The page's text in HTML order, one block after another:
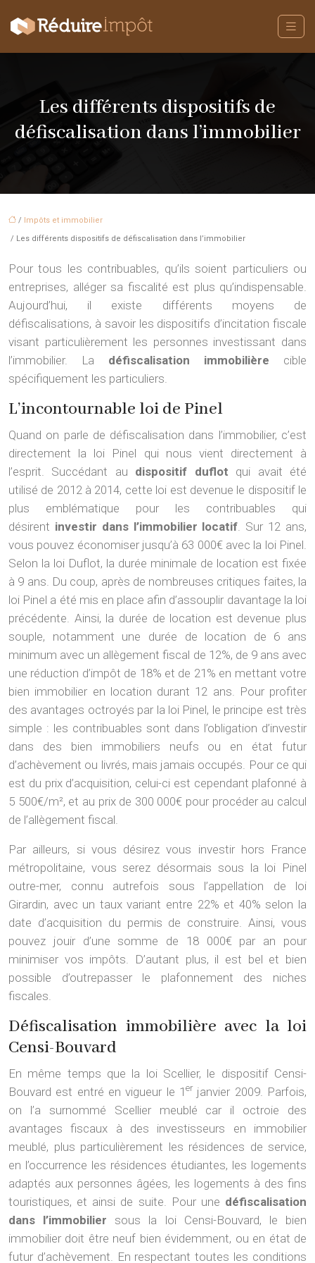
Les différents dispositifs de
défiscalisation dans l’immobilier
/ Impôts et immobilier
/ Les différents dispositifs de défiscalisation dans l’immobilier
Pour tous les contribuables, qu’ils soient particuliers ou
entreprises, alléger sa fiscalité est plus qu’indispensable.
Aujourd’hui, il existe différents moyens de
défiscalisations, à savoir les dispositifs d’incitation fiscale
visant particulièrement les personnes investissant dans
l’immobilier. La défiscalisation immobilière cible
spécifiquement les particuliers.
L’incontournable loi de Pinel
Quand on parle de défiscalisation dans l’immobilier, c’est
directement la loi Pinel qui nous vient directement à
l’esprit. Succédant au dispositif duflot qui avait été
utilisé de 2012 à 2014, cette loi est devenue le dispositif le
plus emblématique pour les contribuables qui
désirent investir dans l’immobilier locatif . Sur 12 ans,
vous pouvez économiser jusqu’à 63 000€ avec la loi Pinel.
Selon la loi Duflot, la durée minimale de location est fixée
à 9 ans. Du coup, après de nombreuses critiques faites, la
loi Pinel a été mis en place afin d’assouplir davantage la loi
précédente. Ainsi, la durée de location est devenue plus
souple, notamment une durée de location de 6 ans
minimum avec un allègement fiscal de 12%, de 9 ans avec
une réduction d’impôt de 18% et de 21% en mettant votre
bien immobilier en location durant 12 ans. Pour profiter
des avantages octroyés par la loi Pinel, le principe est très
simple : les contribuables sont dans l’obligation d’investir
dans des bien immobiliers neufs ou en état futur
d’achèvement ou livrés, mais jamais occupés. Pour ce qui
est du prix d’acquisition, celui-ci est cependant plafonné à
5 500€/m², et au prix de 300 000€ pour procéder au calcul
de l’allègement fiscal.
Par ailleurs, si vous désirez vous investir hors France
métropolitaine, vous serez désormais sous la loi Pinel
outre-mer, connu autrefois sous l’appellation de loi
Girardin, avec un taux variant entre 22% et 40% selon la
date d’acquisition du permis de construire. Ainsi, vous
pouvez jouir d’une somme de 18 000€ par an pour
minimiser vos impôts. D’autant plus, il est bel et bien
possible d’outrepasser le plafonnement des niches
fiscales.
Défiscalisation immobilière avec la loi
Censi-Bouvard
En même temps que la loi Scellier, le dispositif Censi-
Bouvard est entré en vigueur le 1 erjanvier 2009. Parfois,
on l’a surnommé Scellier meublé car il octroie des
avantages fiscaux à des investisseurs en immobilier
meublé, plus particulièrement les résidences de service,
en l’occurrence les résidences étudiantes, les logements
adaptés aux personnes âgées, les logements à des fins
touristiques, et ainsi de suite. Pour une défiscalisation
dans l’immobilier sous la loi Censi-Bouvard, le bien
immobilier doit être neuf bien évidemment, ou en état de
futur d’achèvement. En respectant toutes les conditions